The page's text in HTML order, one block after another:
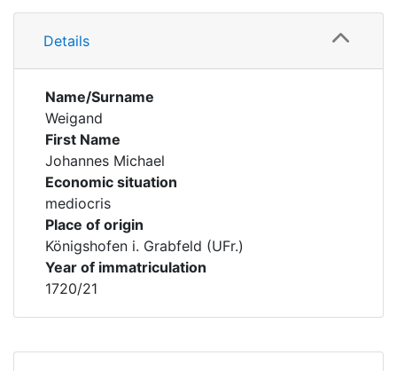
Details
Details
Name/Surname
Weigand
First Name
Johannes Michael
Economic situation
mediocris
Place of origin
Königshofen i. Grabfeld (UFr.)
Year of immatriculation
1720/21